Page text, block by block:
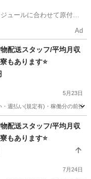
ュールに合わせて原付や
Ad
配送スタッフ/平均月収
もあります⭐️
5月23日
規定有)・稼働分の前払
ッフ配送スタッフ/平均月収
もあります⭐️
7月24日